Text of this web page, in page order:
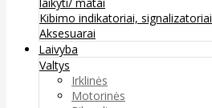
Kibimo indikatoriai, signalizatoriai
Aksesuarai
Laivyba
Valtys
Irklinės
Motorinės